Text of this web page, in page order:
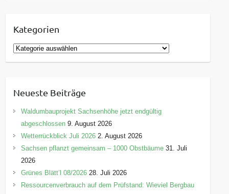
Kategorien
K
a
g
o
i
e
Neueste Beiträge
Waldumbauprojekt Sachsenhöhe jetzt endgültig
abgeschlossen 9. August 2026
Wetterrückblick Juli 2026 2. August 2026
Sachsen pflanzt gemeinsam – 1000 Obstbäume 31. Juli
2026
Grünes Blätt’l 08/2026 28. Juli 2026
Ressourcenverbrauch auf dem Prüfstand: Wieviel Bergbau